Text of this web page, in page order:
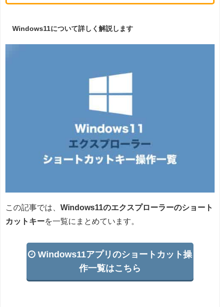
Windows11について詳しく解説します
この記事では、 Windows11のエクスプローラーのショート
カットキーを一覧にまとめています。
Windows11アプリのショートカット操
作一覧はこちら